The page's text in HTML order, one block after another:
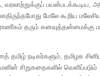
பயன்படக்கூடிய,
மேலே கூறிய
தரும் கனவுத்தன்மைக்கு
நடிகர்களும், தமிழக
சிறுகதைகளில் வெளிப்படும்